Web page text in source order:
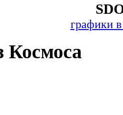
графики
Космоса